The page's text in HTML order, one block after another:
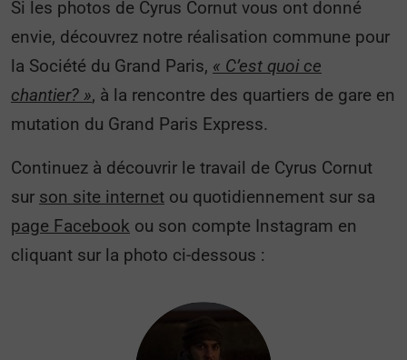
Si les photos de Cyrus Cornut vous ont donné
envie, découvrez notre réalisation commune pour
la Société du Grand Paris, « C’est quoi ce
chantier? », à la rencontre des quartiers de gare en
mutation du Grand Paris Express.
Continuez à découvrir le travail de Cyrus Cornut
sur son site internet ou quotidiennement sur sa
page Facebook ou son compte Instagram en
cliquant sur la photo ci-dessous :